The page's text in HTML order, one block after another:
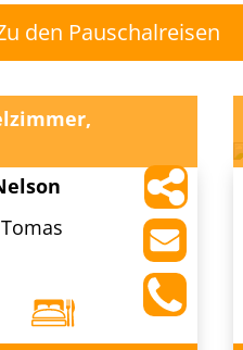
den Pauschalreisen